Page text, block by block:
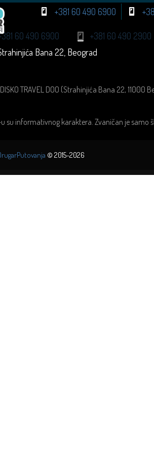
+381 60 490 6900
60 490 6900 +381 60 490 2900
Bana 22, Beograd
TRAVEL DOO (Strahinjića Bana 22, 11000
su informativnog karaktera. Zvaničan je samo
© 2015-2026